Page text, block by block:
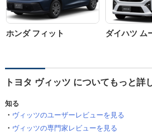
ホンダ フィット ダイハツ ム
トヨタ ヴィッツ についてもっと詳
知る
ヴィッツのユーザーレビューを見る
ヴィッツの専門家レビューを見る